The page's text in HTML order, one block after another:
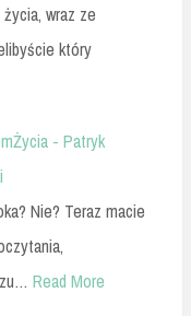
wraz ze
który
- Patryk
Nie? Teraz macie
Read More